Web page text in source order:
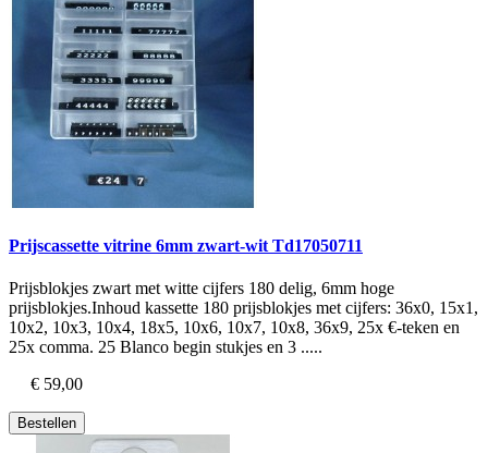
Prijscassette vitrine 6mm zwart-wit Td17050711
Prijsblokjes zwart met witte cijfers 180 delig, 6mm hoge
prijsblokjes.Inhoud kassette 180 prijsblokjes met cijfers: 36x0, 15x1,
10x2, 10x3, 10x4, 18x5, 10x6, 10x7, 10x8, 36x9, 25x €-teken en
25x comma. 25 Blanco begin stukjes en 3 .....
€ 59,00
Bestellen